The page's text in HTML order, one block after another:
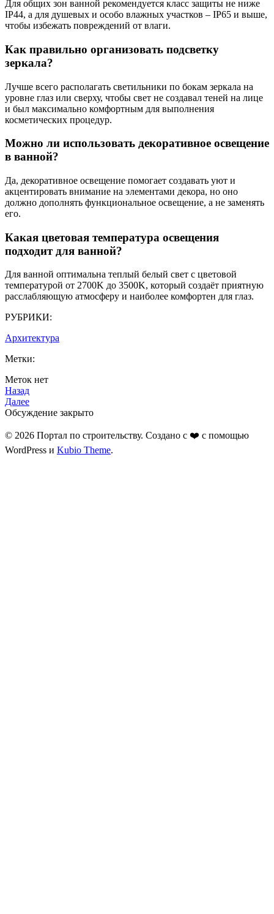
Для общих зон ванной рекомендуется класс защиты не ниже
IP44, а для душевых и особо влажных участков – IP65 и выше,
чтобы избежать повреждений от влаги.
Как правильно организовать подсветку
зеркала?
Лучше всего располагать светильники по бокам зеркала на
уровне глаз или сверху, чтобы свет не создавал теней на лице
и был максимально комфортным для выполнения
косметических процедур.
Можно ли использовать декоративное освещение
в ванной?
Да, декоративное освещение помогает создавать уют и
акцентировать внимание на элементами декора, но оно
должно дополнять функциональное освещение, а не заменять
его.
Какая цветовая температура освещения
подходит для ванной?
Для ванной оптимальна теплый белый свет с цветовой
температурой от 2700K до 3500K, который создаёт приятную
расслабляющую атмосферу и наиболее комфортен для глаз.
РУБРИКИ:
Архитектура
Метки:
Меток нет
Назад
Далее
Обсуждение закрыто
© 2026 Портал по строительству. Создано с ❤️ с помощью
WordPress и Kubio Theme.